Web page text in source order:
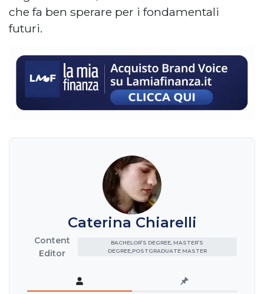
che fa ben sperare per i fondamentali
futuri.
Caterina Chiarelli
Content
Editor
BACHELOR’S DEGREE, MASTER’S
DEGREE,POSTGRADUATE MASTER